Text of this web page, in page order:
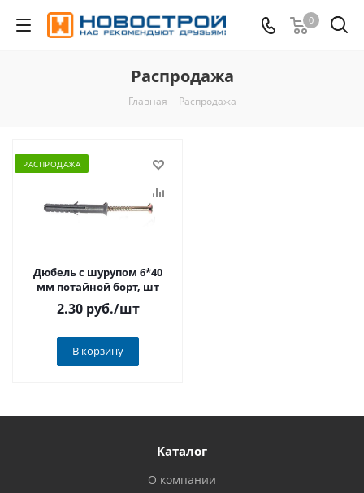
0
Распродажа
Главная - Распродажа
РАСПРОДАЖА
Дюбель с шурупом 6*40
мм потайной борт, шт
2.30 руб./шт
В корзину
Каталог
О компании